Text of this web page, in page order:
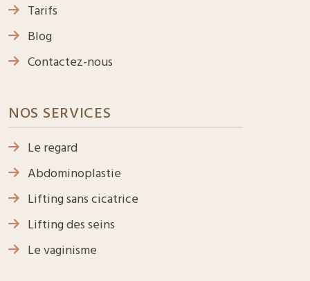
Tarifs
Blog
Contactez-nous
NOS SERVICES
Le regard
Abdominoplastie
Lifting sans cicatrice
Lifting des seins
Le vaginisme